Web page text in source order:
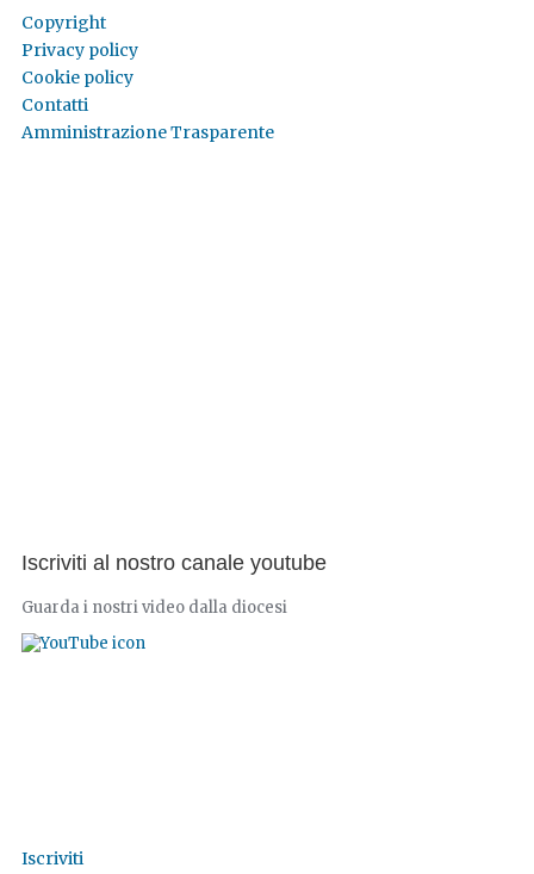
Copyright
Privacy policy
Cookie policy
Contatti
Amministrazione Trasparente
Iscriviti al nostro canale youtube
Guarda i nostri video dalla diocesi
Iscriviti